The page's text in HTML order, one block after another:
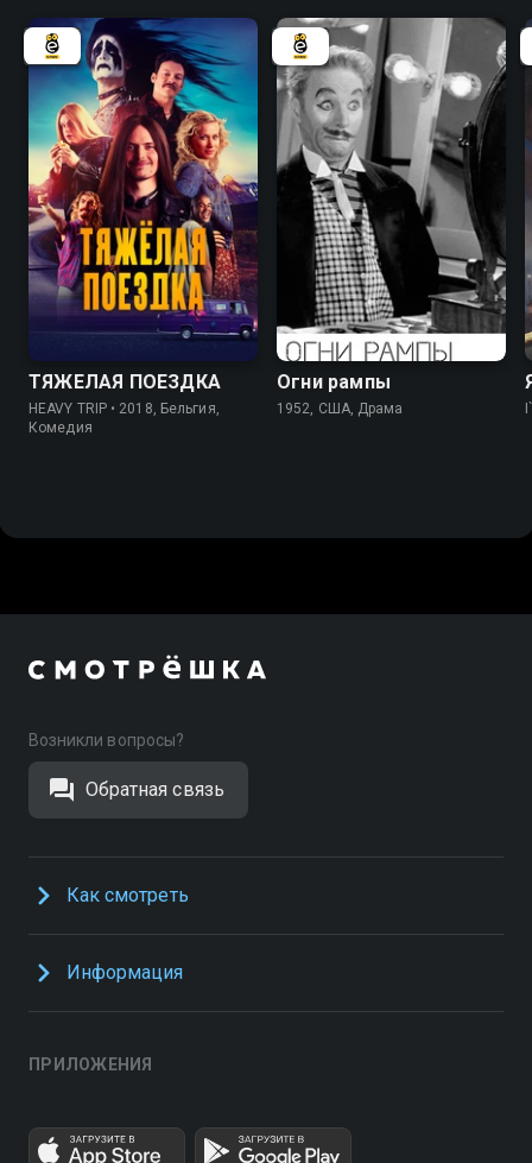
7.2 7.0
ТЯЖЕЛАЯ ПОЕЗДКА
HEAVY TRIP • 2018, Бельгия,
Комедия
8.1 8.0
Огни рампы
1952, США, Драма
Возникли вопросы?
Обратная связь
Как смотреть
Информация
ПРИЛОЖЕНИЯ